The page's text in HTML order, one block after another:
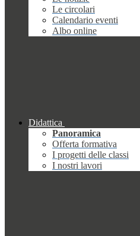
Le circolari
Calendario eventi
Albo online
Didattica
Panoramica
Offerta formativa
I progetti delle classi
I nostri lavori